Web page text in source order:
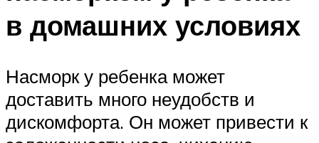
в домашних условиях
Насморк у ребенка может
доставить много неудобств и
дискомфорта. Он может привести к